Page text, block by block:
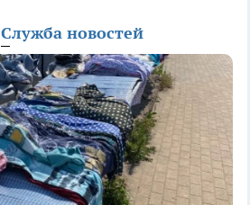
Служба новостей